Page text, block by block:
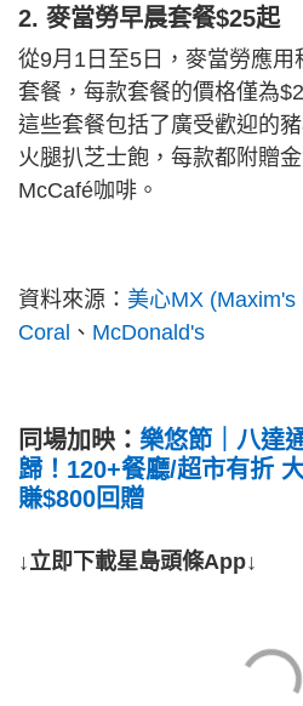
2. 麥當勞早晨套餐$25起
從9月1日至5日，麥當勞應用
套餐，每款套餐的價格僅為
這些套餐包括了廣受歡迎的
火腿扒芝士飽，每款都附贈
McCafé咖啡。
資料來源： 美心MX (Maxim's
Coral 、 McDonald's
同場加映： 樂悠節｜八達
歸！120+餐廳/超市有折
賺$800回贈
↓立即下載星島頭條App↓